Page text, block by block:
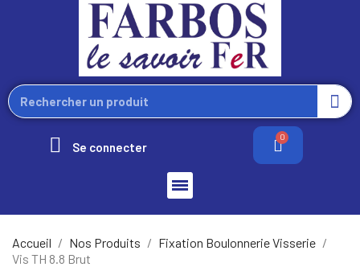
Se connecter
Accueil Nos Produits
Fixation Boulonnerie Visserie
Vis TH 8.8 Brut